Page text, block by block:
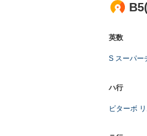
英数
S スーパー
ハ行
ビターボ